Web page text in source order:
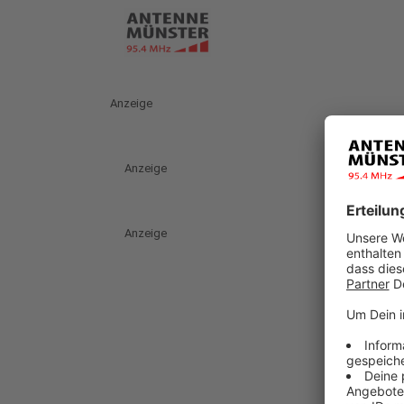
Anzeige
Anzeige
Anzeige